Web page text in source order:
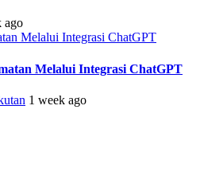
ago
Melalui Integrasi ChatGPT
Melalui Integrasi ChatGPT
1 week ago